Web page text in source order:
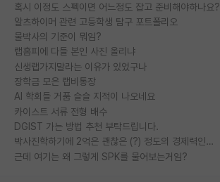
혹시 이정도 스펙이면 어느정도 잡고 준비해야하나요?
알츠하이머 관련 고등학생 탐구 포트폴리오
물박사의 기준이 뭐임?
랩홈피에 다들 본인 사진 올리냐
신생랩가지말라는 이유가 있었구나
장학금 모은 랩비통장
AI 학회들 거품 슬슬 지적이 나오네요
카이스트 서류 전형 배수
DGIST 가는 방법 추천 부탁드립니다.
박사진학하기에 2억은 괜찮은 (?) 정도의 경제력인가요
근데 여기는 왜 그렇게 SPK를 물어보는거임?